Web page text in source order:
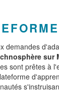
demandes
sur
sont prêtes à